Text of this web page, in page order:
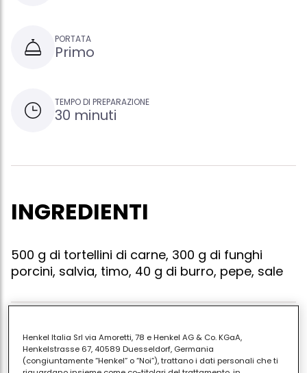
PORTATA
Primo
TEMPO DI PREPARAZIONE
30 minuti
INGREDIENTI
500 g di tortellini di carne, 300 g di funghi
porcini, salvia, timo, 40 g di burro, pepe, sale
Cuoci i tortellini in abbondante acqua bollente
salata. Sciogli in un tegame il burro, aggiungi le foglie
di salvia e timo e fai rosolare i funghi puliti e tagliati a
Henkel Italia Srl via Amoretti, 78 e Henkel AG & Co. KGaA,
Henkelstrasse 67, 40589 Duesseldorf, Germania
(congiuntamente “Henkel” o “Noi”), trattano i dati personali che ti